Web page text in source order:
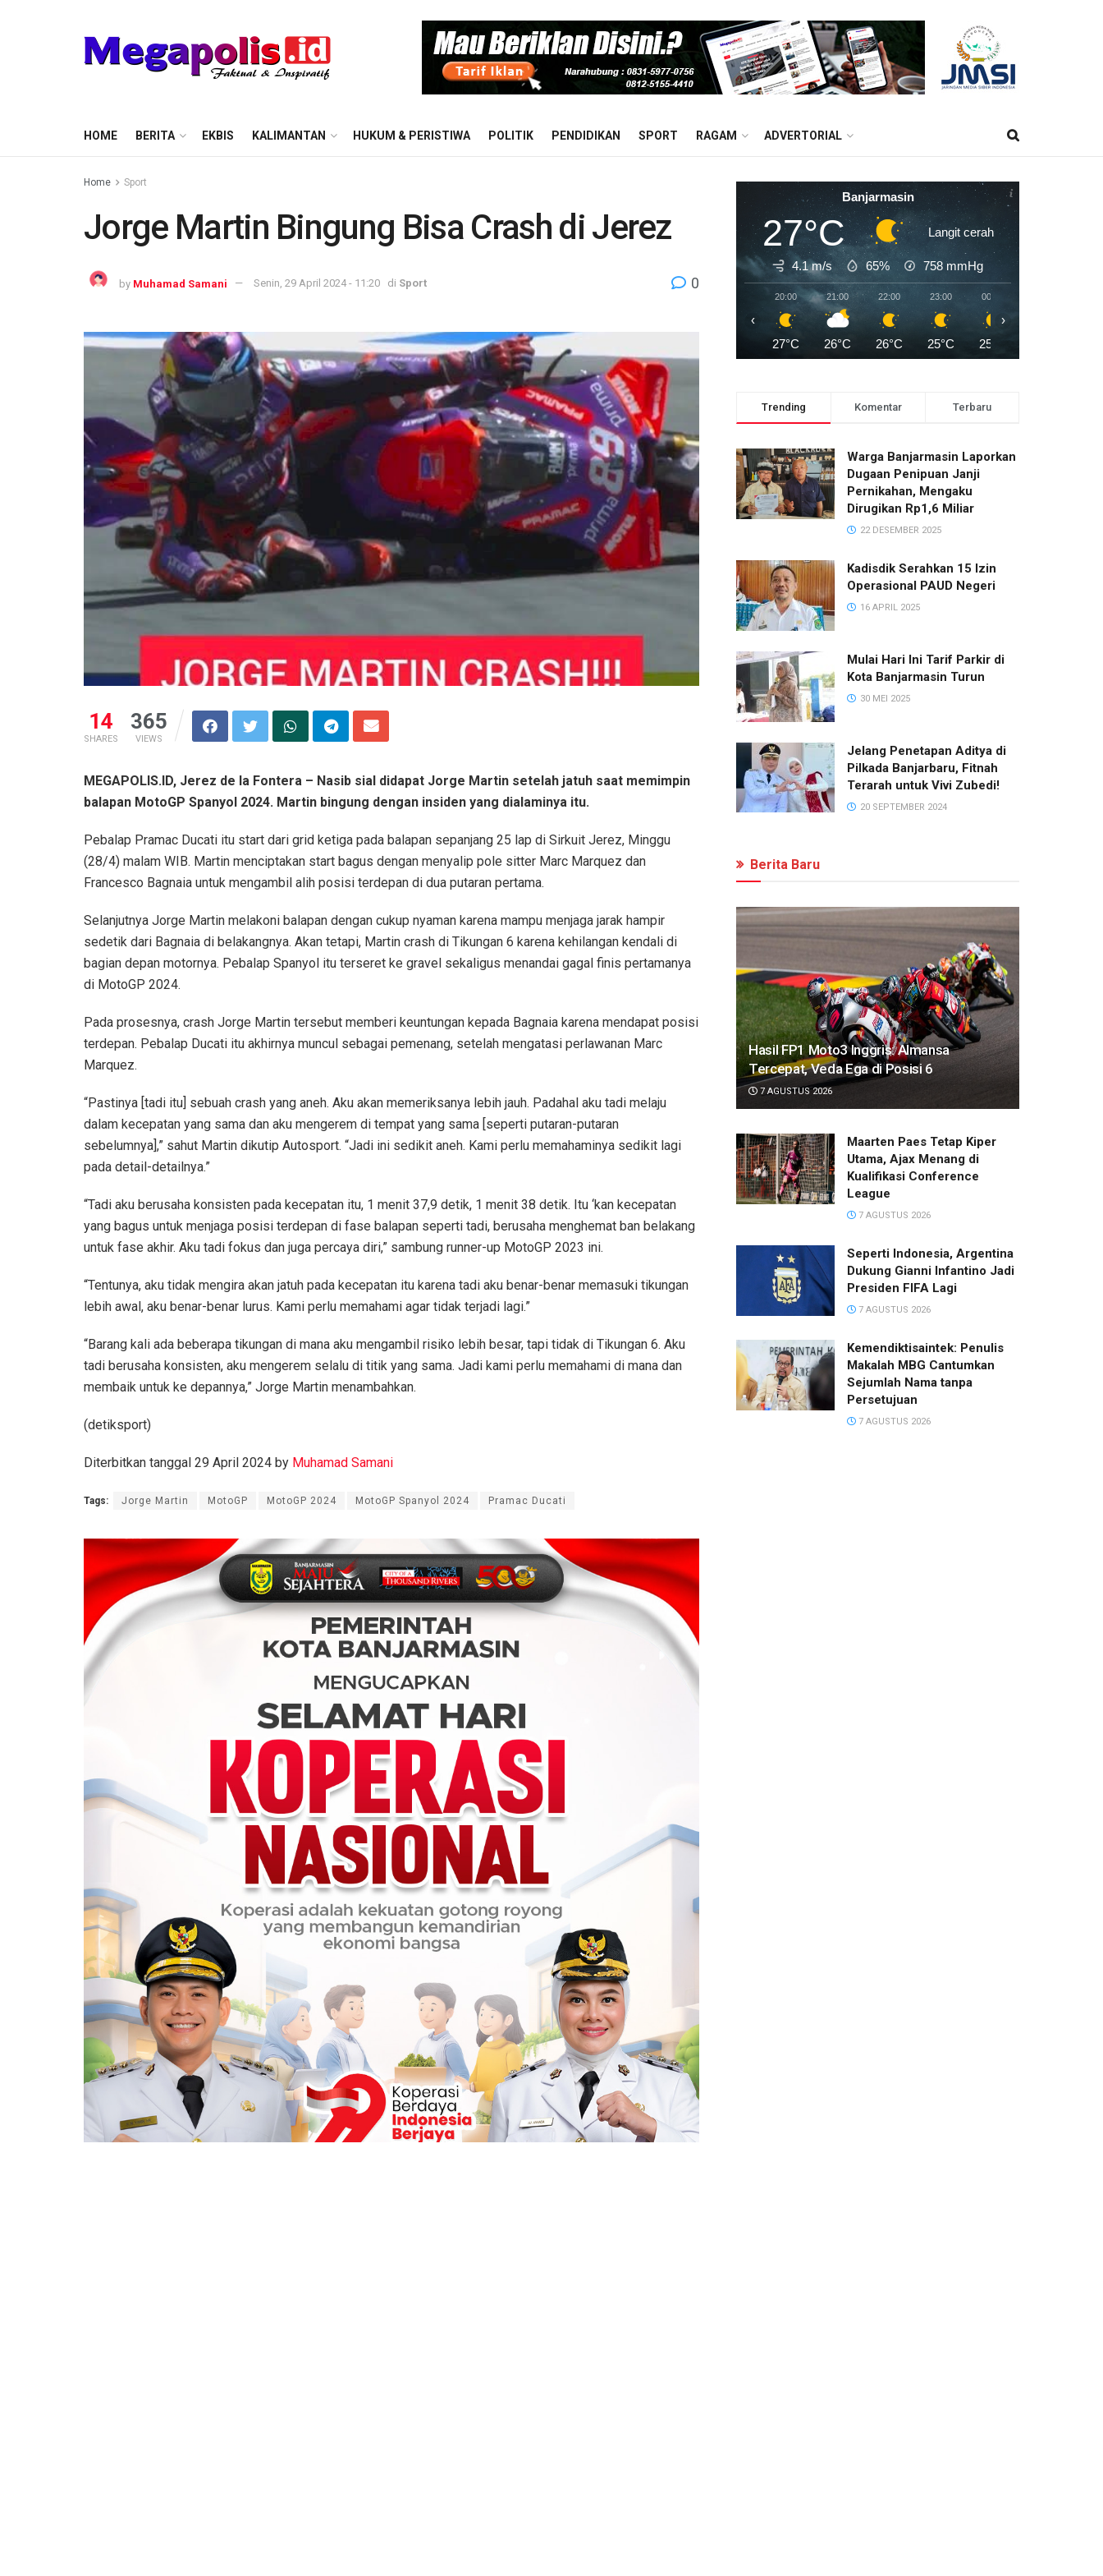
HOME BERITA EKBIS KALIMANTAN HUKUM & PERISTIWA POLITIK PENDIDIKAN SPORT RAGAM ADVERTORIAL
Home Sport
Jorge Martin Bingung Bisa Crash di Jerez
by Muhamad Samani Senin, 29 April 2024 - 11:20 di Sport 0
14
SHARES
365
VIEWS
MEGAPOLIS.ID, Jerez de la Fontera – Nasib sial didapat Jorge Martin setelah jatuh saat memimpin
balapan MotoGP Spanyol 2024. Martin bingung dengan insiden yang dialaminya itu.
Pebalap Pramac Ducati itu start dari grid ketiga pada balapan sepanjang 25 lap di Sirkuit Jerez, Minggu
(28/4) malam WIB. Martin menciptakan start bagus dengan menyalip pole sitter Marc Marquez dan
Francesco Bagnaia untuk mengambil alih posisi terdepan di dua putaran pertama.
Selanjutnya Jorge Martin melakoni balapan dengan cukup nyaman karena mampu menjaga jarak hampir
sedetik dari Bagnaia di belakangnya. Akan tetapi, Martin crash di Tikungan 6 karena kehilangan kendali di
bagian depan motornya. Pebalap Spanyol itu terseret ke gravel sekaligus menandai gagal finis pertamanya
di MotoGP 2024.
Pada prosesnya, crash Jorge Martin tersebut memberi keuntungan kepada Bagnaia karena mendapat posisi
terdepan. Pebalap Ducati itu akhirnya muncul sebagai pemenang, setelah mengatasi perlawanan Marc
Marquez.
“Pastinya [tadi itu] sebuah crash yang aneh. Aku akan memeriksanya lebih jauh. Padahal aku tadi melaju
dalam kecepatan yang sama dan aku mengerem di tempat yang sama [seperti putaran-putaran
sebelumnya],” sahut Martin dikutip Autosport. “Jadi ini sedikit aneh. Kami perlu memahaminya sedikit lagi
pada detail-detailnya.”
“Tadi aku berusaha konsisten pada kecepatan itu, 1 menit 37,9 detik, 1 menit 38 detik. Itu ‘kan kecepatan
yang bagus untuk menjaga posisi terdepan di fase balapan seperti tadi, berusaha menghemat ban belakang
untuk fase akhir. Aku tadi fokus dan juga percaya diri,” sambung runner-up MotoGP 2023 ini.
“Tentunya, aku tidak mengira akan jatuh pada kecepatan itu karena tadi aku benar-benar memasuki tikungan
lebih awal, aku benar-benar lurus. Kami perlu memahami agar tidak terjadi lagi.”
“Barang kali ada beberapa tikungan di mana aku mengambil risiko lebih besar, tapi tidak di Tikungan 6. Aku
tadi berusaha konsisten, aku mengerem selalu di titik yang sama. Jadi kami perlu memahami di mana dan
membaik untuk ke depannya,” Jorge Martin menambahkan.
(detiksport)
Diterbitkan tanggal 29 April 2024 by Muhamad Samani
Tags: Jorge Martin MotoGP MotoGP 2024 MotoGP Spanyol 2024 Pramac Ducati
Banjarmasin
27°C Langit cerah
4.1 m/s 65% 758 mmHg
20:00
27°C
21:00
26°C
22:00
26°C
23:00
25°C
00:00
25°C
‹ ›
Trending Komentar Terbaru
Warga Banjarmasin Laporkan
Dugaan Penipuan Janji
Pernikahan, Mengaku
Dirugikan Rp1,6 Miliar
22 DESEMBER 2025
Kadisdik Serahkan 15 Izin
Operasional PAUD Negeri
16 APRIL 2025
Mulai Hari Ini Tarif Parkir di
Kota Banjarmasin Turun
30 MEI 2025
Jelang Penetapan Aditya di
Pilkada Banjarbaru, Fitnah
Terarah untuk Vivi Zubedi!
20 SEPTEMBER 2024
Berita Baru
Hasil FP1 Moto3 Inggris: Almansa
Tercepat, Veda Ega di Posisi 6
7 AGUSTUS 2026
Maarten Paes Tetap Kiper
Utama, Ajax Menang di
Kualifikasi Conference
League
7 AGUSTUS 2026
Seperti Indonesia, Argentina
Dukung Gianni Infantino Jadi
Presiden FIFA Lagi
7 AGUSTUS 2026
Kemendiktisaintek: Penulis
Makalah MBG Cantumkan
Sejumlah Nama tanpa
Persetujuan
7 AGUSTUS 2026